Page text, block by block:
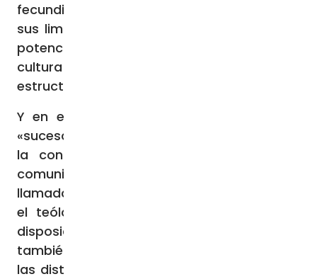
fecundidad de un pronunciamiento, sufre
sus limitaciones y, sobre todo, declina sus
potencialidades en contacto con su propia
cultura y con las categorías que
estructuran su apertura a la realidad».
Y en este proceso, los obispos, que son
«sucesores de los apóstoles y garantes de
la continuidad de la tradición y de la
comunión con todas las Iglesias, están
llamados a estar vigilantes», porque, afirmó
el teólogo, «la aplicación de una misma
disposición magisterial puede llevar
también a interpretaciones diferentes en
las distintas latitudes de la galaxia eclesial,